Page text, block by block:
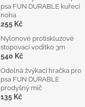
psa FUN DURABLE kuřecí
noha
255 Kč
Nylonové protiskluzové
stopovací vodítko 3m
540 Kč
Odolná žvýkací hračka pro
psa FUN DURABLE
prodyšný míč
135 Kč